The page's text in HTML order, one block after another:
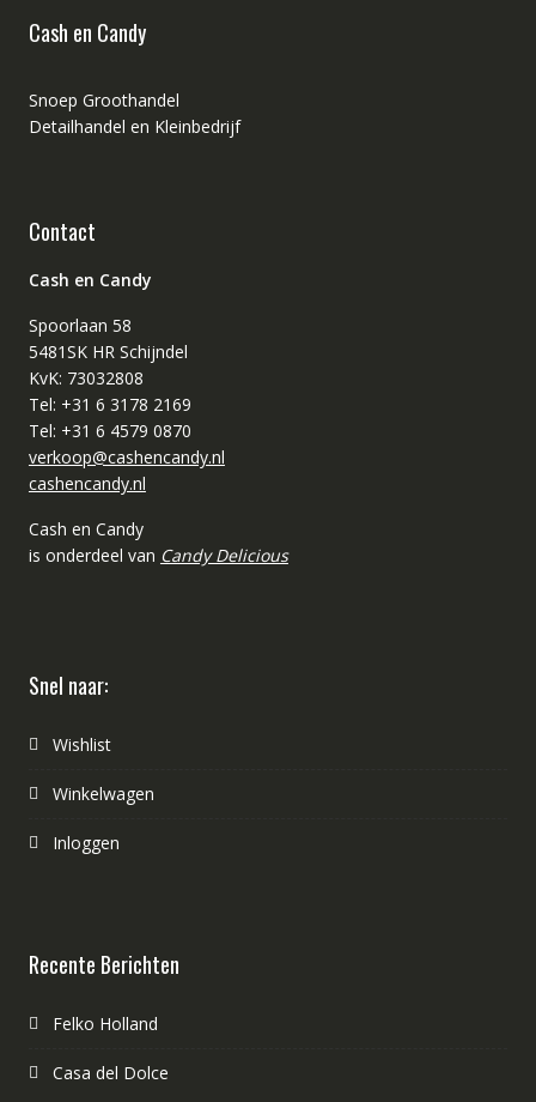
Cash en Candy
Snoep Groothandel
Detailhandel en Kleinbedrijf
Contact
Cash en Candy
Spoorlaan 58
5481SK HR Schijndel
KvK: 73032808
Tel: +31 6 3178 2169
Tel: +31 6 4579 0870
verkoop@cashencandy.nl
cashencandy.nl
Cash en Candy
is onderdeel van Candy Delicious
Snel naar:
Wishlist
Winkelwagen
Inloggen
Recente Berichten
Felko Holland
Casa del Dolce